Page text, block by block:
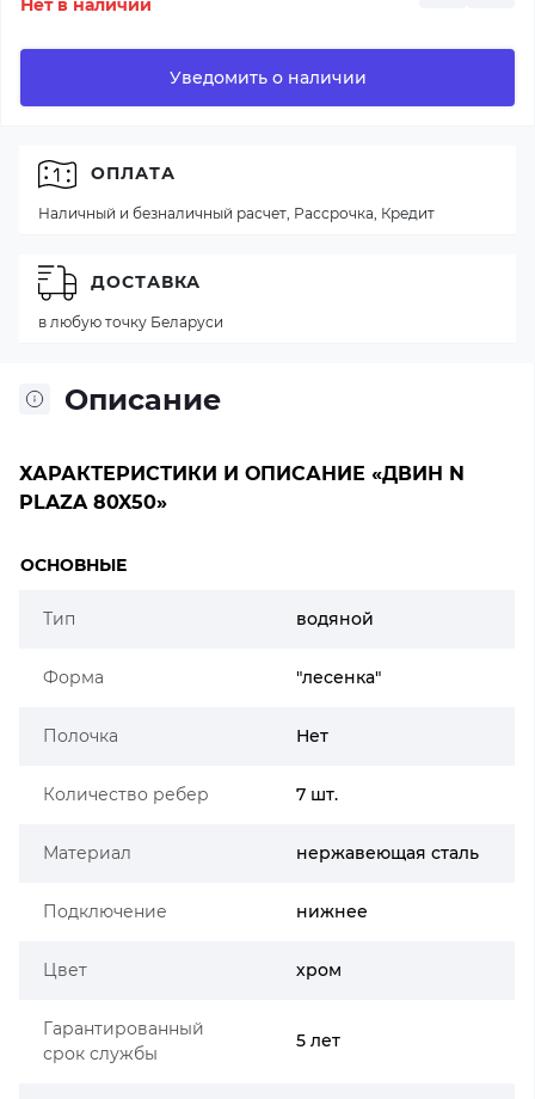
Нет в наличии
Уведомить о наличии
Описание
ХАРАКТЕРИСТИКИ И ОПИСАНИЕ «ДВИН N
PLAZA 80X50»
ОСНОВНЫЕ
Тип водяной
Форма "лесенка"
Полочка Нет
Количество ребер 7 шт.
Материал нержавеющая сталь
Подключение нижнее
Цвет хром
Гарантированный
срок службы
5 лет
ОПЛАТА
Наличный и безналичный расчет, Рассрочка, Кредит
ДОСТАВКА
в любую точку Беларуси